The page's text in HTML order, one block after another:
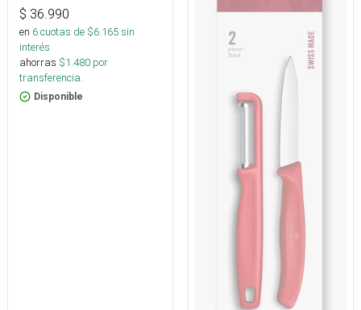
$ 36.990
en 6cuotas de $6.165sin
interés
ahorras $1.480 por
transferencia.
Disponible